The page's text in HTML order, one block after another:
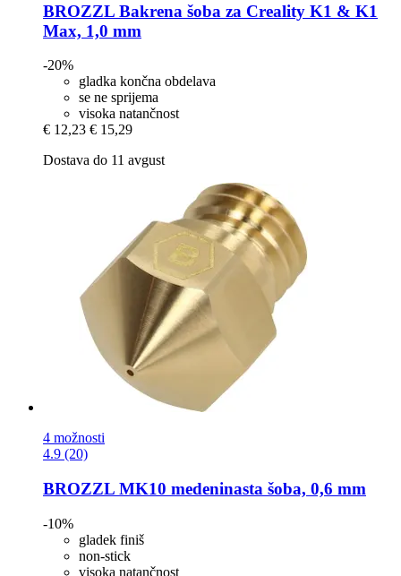
BROZZL Bakrena šoba za Creality K1 & K1
Max, 1,0 mm
-20%
gladka končna obdelava
se ne sprijema
visoka natančnost
€ 12,23 € 15,29
Dostava do 11 avgust
4 možnosti
4.9 (20)
BROZZL MK10 medeninasta šoba, 0,6 mm
-10%
gladek finiš
non-stick
visoka natančnost